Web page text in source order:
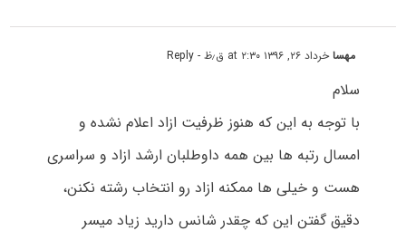
مهساخرداد ۲۶, ۱۳۹۶ at ۲:۳۰ ق٫ظ - Reply
سلام
با توجه به این که هنوز ظرفیت ازاد اعلام نشده و
امسال رتبه ها بین همه داوطلبان ارشد ازاد و سراسری
هست و خیلی ها ممکنه ازاد رو انتخاب رشته نکنن،
دقیق گفتن این که چقدر شانس دارید زیاد میسر